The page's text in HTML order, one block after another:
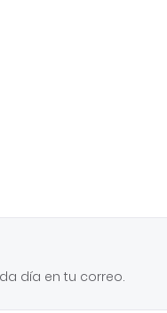
día en tu correo.